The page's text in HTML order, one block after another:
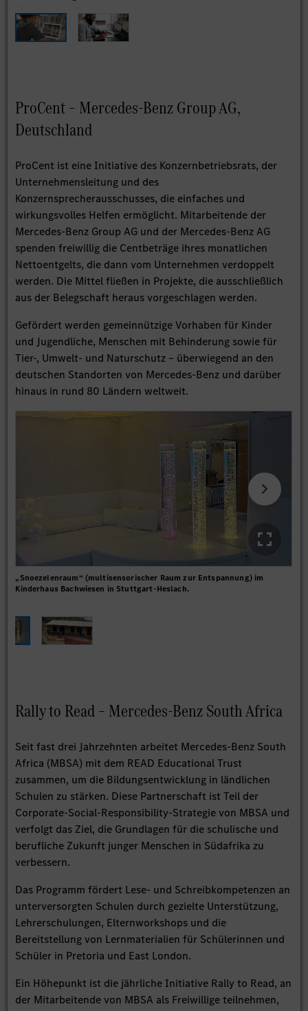
ProCent – Mercedes-Benz Group AG,
Deutschland
ProCent ist eine Initiative des Konzernbetriebsrats, der
Unternehmensleitung und des
Konzernsprecherausschusses, die einfaches und
wirkungsvolles Helfen ermöglicht. Mitarbeitende der
Mercedes‑Benz Group AG und der Mercedes‑Benz AG
spenden freiwillig die Centbeträge ihres monatlichen
Nettoentgelts, die dann vom Unternehmen verdoppelt
werden. Die Mittel fließen in Projekte, die ausschließlich
aus der Belegschaft heraus vorgeschlagen werden.
Gefördert werden gemeinnützige Vorhaben für Kinder
und Jugendliche, Menschen mit Behinderung sowie für
Tier‑, Umwelt‑ und Naturschutz – überwiegend an den
deutschen Standorten von Mercedes‑Benz und darüber
hinaus in rund 80 Ländern weltweit.
„Snoezelenraum“ (multisensorischer Raum zur Entspannung) im
Kinderhaus Bachwiesen in Stuttgart-Heslach.
Rally to Read – Mercedes-Benz South Africa
Seit fast drei Jahrzehnten arbeitet Mercedes‑Benz South
Africa (MBSA) mit dem READ Educational Trust
zusammen, um die Bildungsentwicklung in ländlichen
Schulen zu stärken. Diese Partnerschaft ist Teil der
Corporate-Social-Responsibility‑Strategie von MBSA und
verfolgt das Ziel, die Grundlagen für die schulische und
berufliche Zukunft junger Menschen in Südafrika zu
verbessern.
Das Programm fördert Lese‑ und Schreibkompetenzen an
unterversorgten Schulen durch gezielte Unterstützung,
Lehrerschulungen, Elternworkshops und die
Bereitstellung von Lernmaterialien für Schülerinnen und
Schüler in Pretoria und East London.
Ein Höhepunkt ist die jährliche Initiative Rally to Read, an
der Mitarbeitende von MBSA als Freiwillige teilnehmen,